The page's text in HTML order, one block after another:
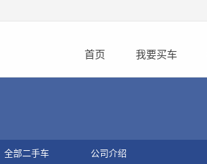
首页 我要买车
全部二手车 公司介绍